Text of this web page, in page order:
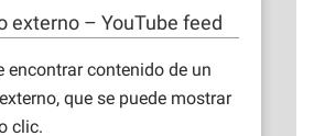
externo – YouTube feed
encontrar contenido de un
que se puede mostrar
clic.